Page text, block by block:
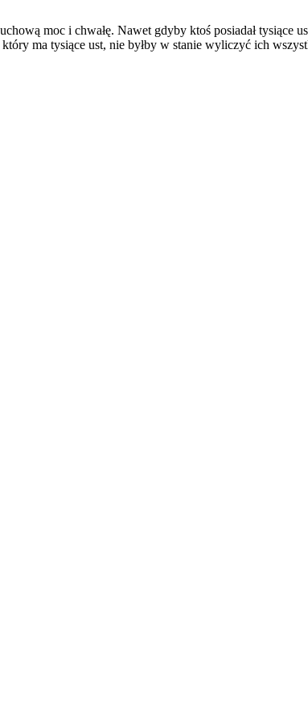
moc i chwałę. Nawet gdyby ktoś posiadał tysiące
ma tysiące ust, nie byłby w stanie wyliczyć ich